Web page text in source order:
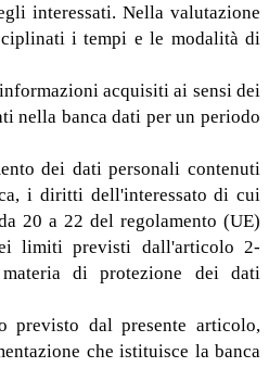
interessati. Nella valutazione
i tempi e le modalità di
acquisiti ai sensi dei
nella banca dati per un periodo
dei dati personali contenuti
i diritti dell'interessato di cui
20 a 22 del regolamento (UE)
limiti previsti dall'articolo 2-
di protezione dei dati
previsto dal presente articolo,
che istituisce la banca